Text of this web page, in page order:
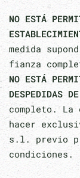
NO ESTÁ
medida
fianza
NO ESTÁ
DESPEDIDAS
completo. La
hacer
s.l. previo
condiciones.